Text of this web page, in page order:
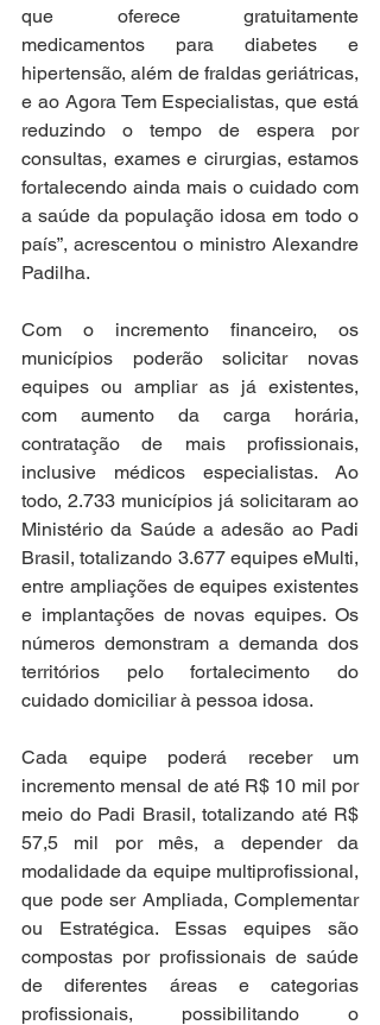
que oferece gratuitamente
medicamentos para diabetes e
hipertensão, além de fraldas geriátricas,
e ao Agora Tem Especialistas, que está
reduzindo o tempo de espera por
consultas, exames e cirurgias, estamos
fortalecendo ainda mais o cuidado com
a saúde da população idosa em todo o
país”, acrescentou o ministro Alexandre
Padilha.
Com o incremento financeiro, os
municípios poderão solicitar novas
equipes ou ampliar as já existentes,
com aumento da carga horária,
contratação de mais profissionais,
inclusive médicos especialistas. Ao
todo, 2.733 municípios já solicitaram ao
Ministério da Saúde a adesão ao Padi
Brasil, totalizando 3.677 equipes eMulti,
entre ampliações de equipes existentes
e implantações de novas equipes. Os
números demonstram a demanda dos
territórios pelo fortalecimento do
cuidado domiciliar à pessoa idosa.
Cada equipe poderá receber um
incremento mensal de até R$ 10 mil por
meio do Padi Brasil, totalizando até R$
57,5 mil por mês, a depender da
modalidade da equipe multiprofissional,
que pode ser Ampliada, Complementar
ou Estratégica. Essas equipes são
compostas por profissionais de saúde
de diferentes áreas e categorias
profissionais, possibilitando o